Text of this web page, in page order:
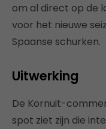
om al direct op de
voor het nieuwe
Spaanse schurken.
Uitwerking
De Kornuit-
spot ziet zijn die